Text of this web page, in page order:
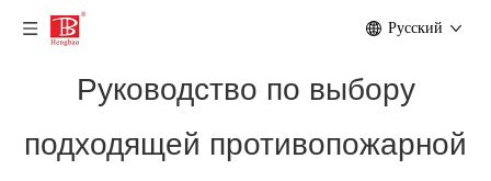
Pусский
Руководство по выбору
подходящей противопожарной